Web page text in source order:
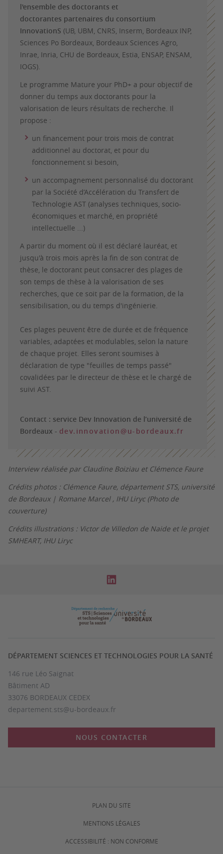
l'ensemble des doctorants et
doctorantes partenaires du consortium
InnovationS (UB, UBM, CNRS, Inserm, Bordeaux INP,
Sciences Po Bordeaux, Bordeaux Sciences Agro,
Inrae, Inria, CHU de Bordeaux, Estia, ENSAP, ENSAM,
IOGS).
Le programme Mature your PhD+ a pour objectif de
donner du temps aux doctorants pour la
valorisation de leurs résultats de recherche. Il
propose :
un financement pour trois mois de contrat
additionnel au doctorat, et pour du
fonctionnement si besoin,
un accompagnement personnalisé du doctorant
par la Société d’Accélération du Transfert de
Technologie AST (analyses techniques, socio-
économiques et marché, en propriété
intellectuelle ...)
A partir du moment où il est déclaré lauréat, et
jusqu'à trois mois après la fin de son contrat de
thèse, le doctorant peut consacrer des plages de
son temps de thèse à la valorisation de ses
recherches, que ce soit par de la formation, de la
sensibilisation, ou du temps d'ingénierie.
Ces plages peuvent être de durée et de fréquence
variables, adaptées et modulables, selon la nature
de chaque projet. Elles seront soumises à
déclaration de type "feuilles de temps passé"
covalidées par le directeur de thèse et le chargé de
suivi AST.
Contact : service Dev Innovation de l’université de
Bordeaux - dev.innovation@u-bordeaux.fr
Interview réalisée par Claudine Boiziau et Clémence Faure
Crédits photos : Clémence Faure, département STS, université
de Bordeaux | Romane Marcel , IHU Liryc (Photo de
couverture)
Crédits illustrations : Victor de Villedon de Naide et le projet
SMHEART, IHU Liryc
DÉPARTEMENT SCIENCES ET TECHNOLOGIES POUR LA SANTÉ
146 rue Léo Saignat
Bâtiment AD
33076 BORDEAUX CEDEX
departement.sts@u-bordeaux.fr
NOUS CONTACTER
PLAN DU SITE
MENTIONS LÉGALES
ACCESSIBILITÉ : NON CONFORME